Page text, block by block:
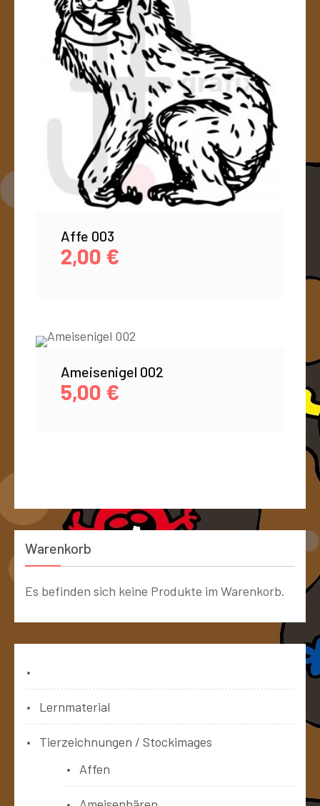
Affe 003
2,00 €
Ameisenigel 002
5,00 €
Warenkorb
Es befinden sich keine Produkte im Warenkorb.
Lernmaterial
Tierzeichnungen / Stockimages
Affen